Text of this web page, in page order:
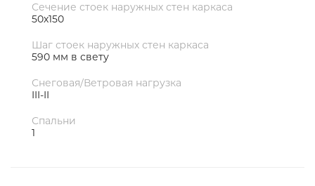
Сечение стоек наружных стен каркаса
50х150
Шаг стоек наружных стен каркаса
590 мм в свету
Снеговая/Ветровая нагрузка
III-II
Спальни
1